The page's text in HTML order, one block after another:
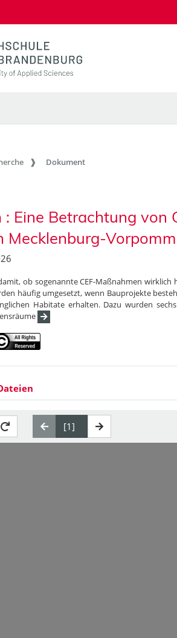
Dokument
Eine Betrachtung von
Mecklenburg-
ob sogenannte CEF-Maßnahmen wirklich
häufig umgesetzt, wenn Bauprojekte
Habitate erhalten. Dazu wurden